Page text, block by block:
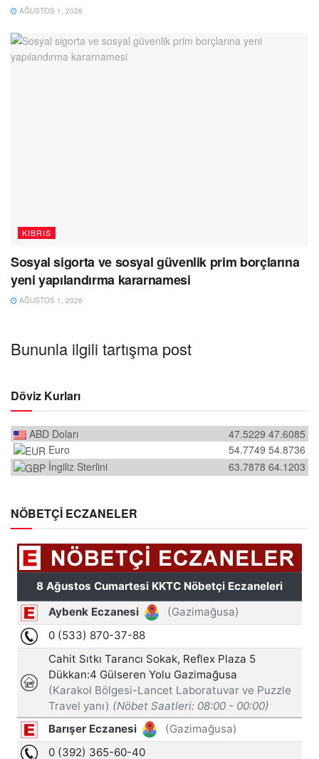
AĞUSTOS 1, 2026
KIBRIS
Sosyal sigorta ve sosyal güvenlik prim borçlarına
yeni yapılandırma kararnamesi
AĞUSTOS 1, 2026
Bununla ilgili tartışma post
Döviz Kurları
ABD Doları 47.6085
47.5229
Euro
54.8736
54.7749
İngiliz Sterlini
64.1203
63.7878
NÖBETÇİ ECZANELER